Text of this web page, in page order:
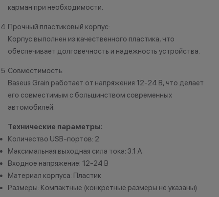
карман при необходимости.
Прочный пластиковый корпус:
Корпус выполнен из качественного пластика, что
обеспечивает долговечность и надежность устройства.
Совместимость:
Baseus Grain работает от напряжения 12-24 В, что делает
его совместимым с большинством современных
автомобилей.
Технические параметры:
Количество USB-портов: 2
Максимальная выходная сила тока: 3.1 А
Входное напряжение: 12-24 В
Материал корпуса: Пластик
Размеры: Компактные (конкретные размеры не указаны)